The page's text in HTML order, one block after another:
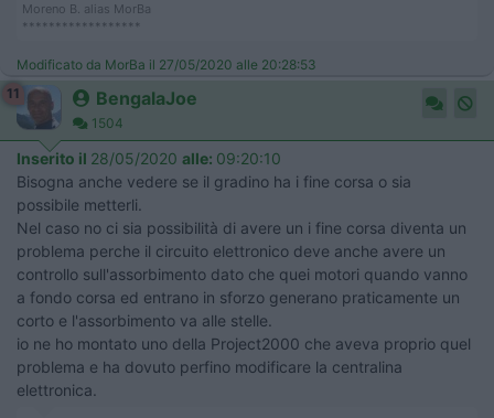
Moreno B. alias MorBa
******************
Modificato da MorBa il 27/05/2020 alle 20:28:53
11
BengalaJoe
1504
Inserito il 28/05/2020 alle: 09:20:10
Bisogna anche vedere se il gradino ha i fine corsa o sia
possibile metterli.
Nel caso no ci sia possibilità di avere un i fine corsa diventa un
problema perche il circuito elettronico deve anche avere un
controllo sull'assorbimento dato che quei motori quando vanno
a fondo corsa ed entrano in sforzo generano praticamente un
corto e l'assorbimento va alle stelle.
io ne ho montato uno della Project2000 che aveva proprio quel
problema e ha dovuto perfino modificare la centralina
elettronica.